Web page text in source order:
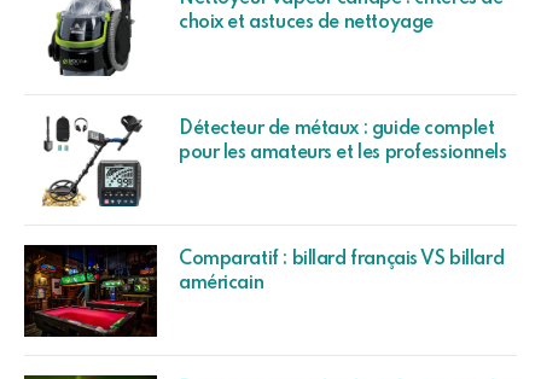
choix et astuces de nettoyage
Détecteur de métaux : guide complet
pour les amateurs et les professionnels
Comparatif : billard français VS billard
américain